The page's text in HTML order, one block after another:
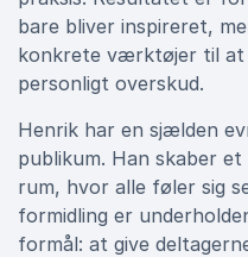
bare bliver inspireret,
konkrete værktøjer til at
personligt overskud.
Henrik har en sjælden
publikum. Han skaber
rum, hvor alle føler sig
formidling er
formål: at give